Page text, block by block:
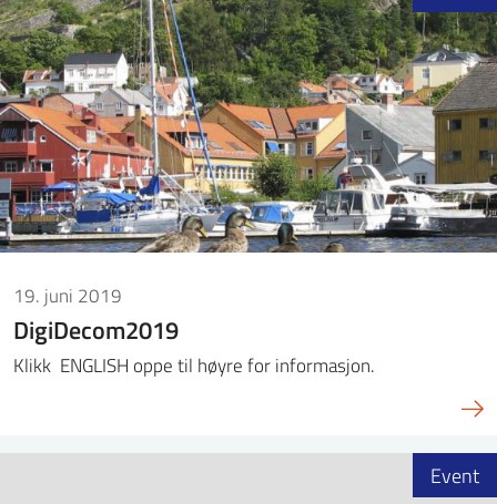
19. juni 2019
DigiDecom2019
Klikk ENGLISH oppe til høyre for informasjon.
Event